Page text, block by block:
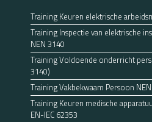
Training Keuren elektrische
Training Inspectie van elektrische
NEN 3140
Training Voldoende onderricht
3140)
Training Vakbekwaam Persoon
Training Keuren medische
EN-IEC 62353